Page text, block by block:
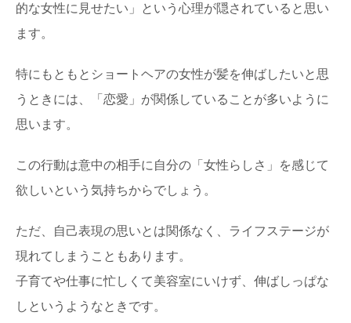
ラインポイントの貯め方で簡単なのは、アプリを入れたり
的な女性に見せたい」という心理が隠されていると思い
ます。
特にもともとショートヘアの女性が髪を伸ばしたいと思
うときには、「恋愛」が関係していることが多いように
思います。
この行動は意中の相手に自分の「女性らしさ」を感じて
欲しいという気持ちからでしょう。
ただ、自己表現の思いとは関係なく、ライフステージが
現れてしまうこともあります。
子育てや仕事に忙しくて美容室にいけず、伸ばしっぱな
しというようなときです。